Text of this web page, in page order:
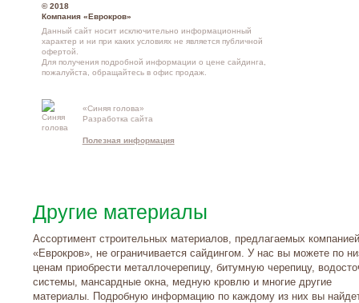
© 2018
Компания «Еврокров»
Данный сайт носит исключительно информационный
характер и ни при каких условиях не является публичной
офертой.
Для получения подробной информации оцене сайдинга
пожалуйста, обращайтесь вофис продаж
«Синяя голова»
Разработка сайта
Полезная информация
Другие материалы
Ассортимент строительных материалов, предлагаемых
«Еврокров», не ограничивается сайдингом. У нас вы можете по
ценам приобрести металлочерепицу, битумную черепицу,
системы, мансардные окна, медную кровлю и многие другие
материалы. Подробную информацию по каждому из них вы